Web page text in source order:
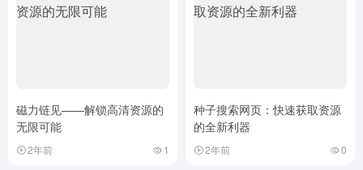
磁力链见——解锁高清资源的
无限可能
2年前 1
种子搜索网页：快速获取资源
的全新利器
2年前 0